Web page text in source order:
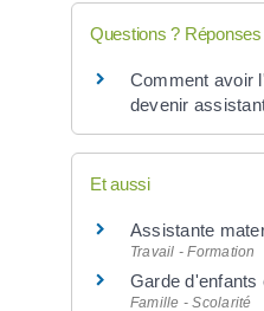
Questions ? Réponses
Comment avoir
devenir
Et aussi
Assistante
Travail - Formation
Garde d'enfants
Famille - Scolarité